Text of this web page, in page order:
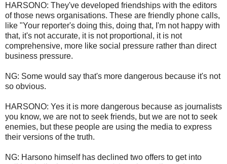
HARSONO: They've developed friendships with the editors
of those news organisations. These are friendly phone calls,
like "Your reporter's doing this, doing that, I'm not happy with
that, it's not accurate, it is not proportional, it is not
comprehensive, more like social pressure rather than direct
business pressure.
NG: Some would say that's more dangerous because it's not
so obvious.
HARSONO: Yes it is more dangerous because as journalists
you know, we are not to seek friends, but we are not to seek
enemies, but these people are using the media to express
their versions of the truth.
NG: Harsono himself has declined two offers to get into